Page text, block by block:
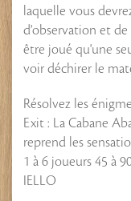
laquelle vous
d'observation et
être joué qu'une
voir déchirer le
Résolvez les
Exit : La Cabane
reprend les
1 à 6 joueurs 45 à
IELLO